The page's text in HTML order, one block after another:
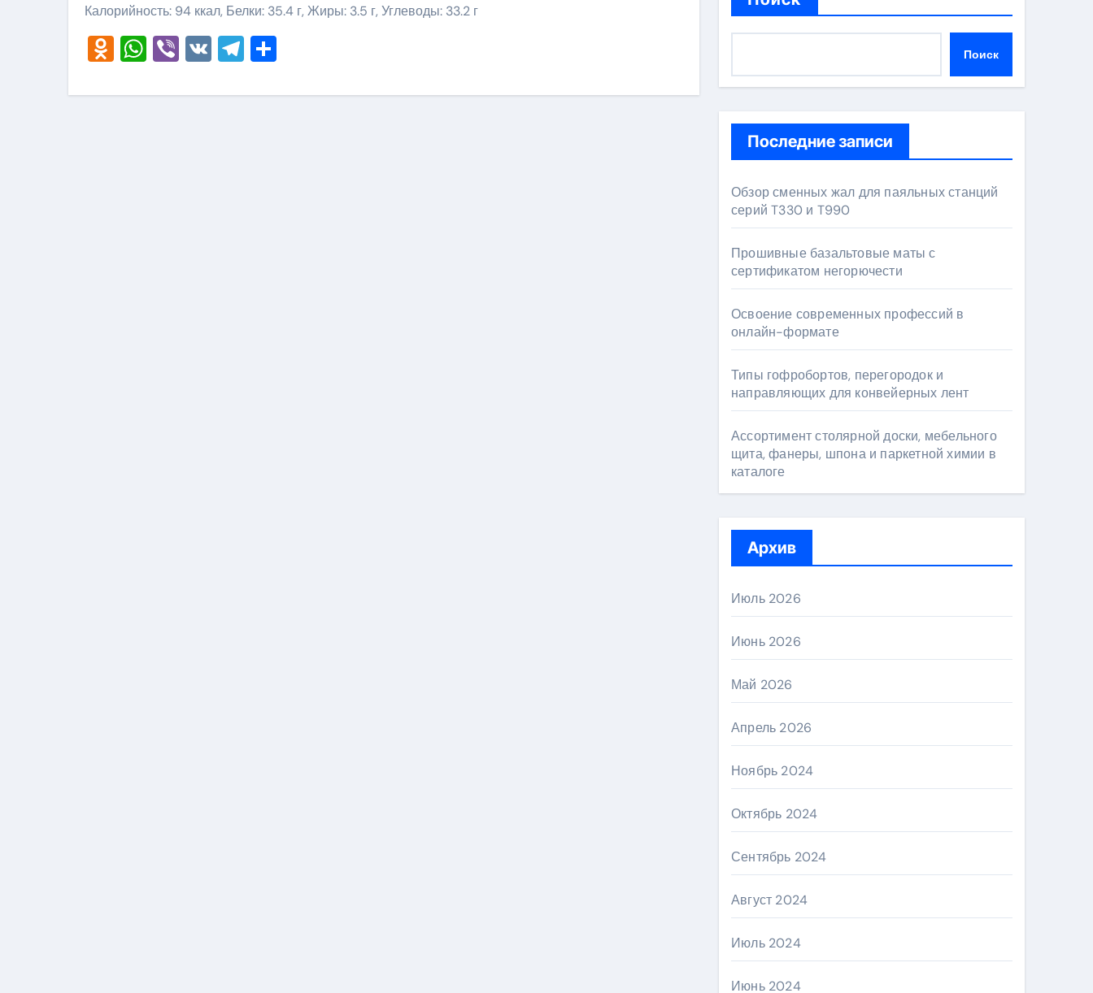
Калорийность: 94 ккал, Белки: 35.4 г, Жиры: 3.5 г, Углеводы: 33.2 г
Odnoklassniki
WhatsApp
Viber
VKTelegram Поиск
Последние записи
Обзор сменных жал для паяльных станций
серий T330 и T990
Прошивные базальтовые маты с
сертификатом негорючести
Освоение современных профессий в
онлайн-формате
Типы гофробортов, перегородок и
направляющих для конвейерных лент
Ассортимент столярной доски, мебельного
щита, фанеры, шпона и паркетной химии в
каталоге
Архив
Июль 2026
Июнь 2026
Май 2026
Апрель 2026
Ноябрь 2024
Октябрь 2024
Сентябрь 2024
Август 2024
Июль 2024
Июнь 2024